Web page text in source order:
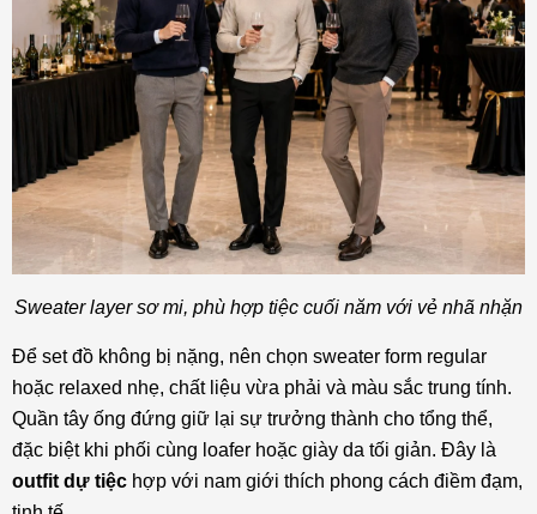
Sweater layer sơ mi, phù hợp tiệc cuối năm với vẻ nhã nhặn
Để set đồ không bị nặng, nên chọn sweater form regular
hoặc relaxed nhẹ, chất liệu vừa phải và màu sắc trung tính.
Quần tây ống đứng giữ lại sự trưởng thành cho tổng thể,
đặc biệt khi phối cùng loafer hoặc giày da tối giản. Đây là
outfit dự tiệc hợp với nam giới thích phong cách điềm đạm,